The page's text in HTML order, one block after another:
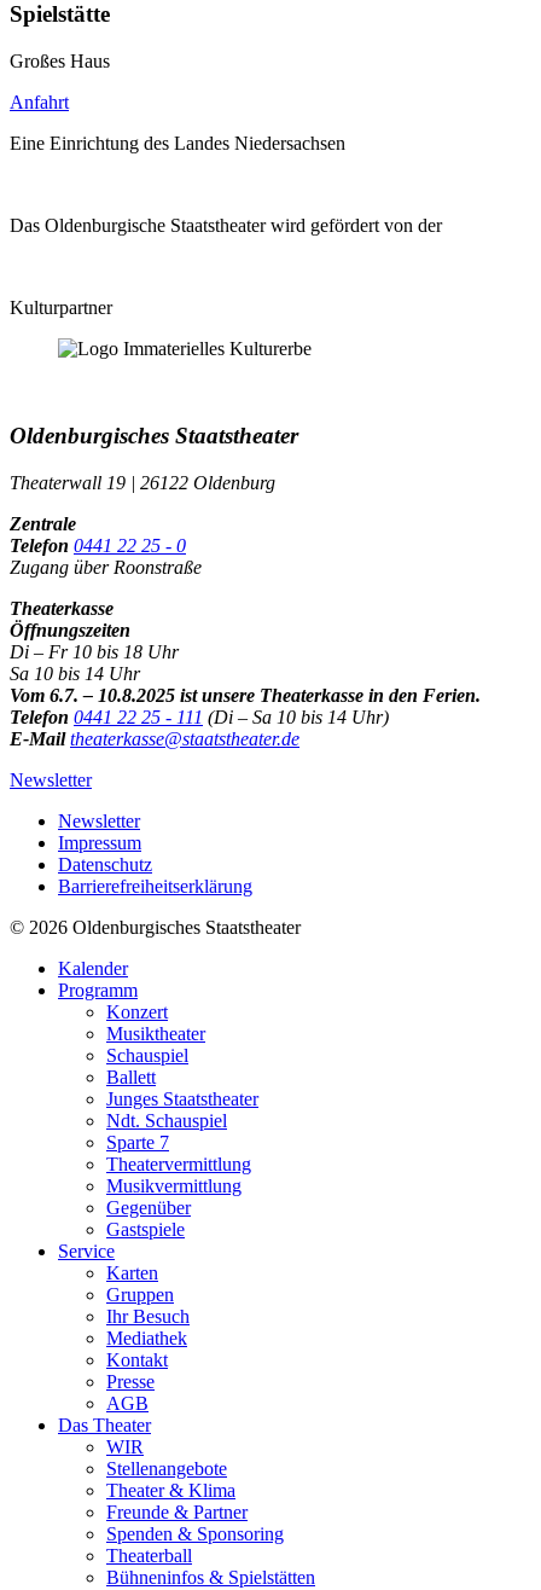
Spielstätte
Großes Haus
Anfahrt
Eine Einrichtung des Landes Niedersachsen
Das Oldenburgische Staatstheater wird gefördert von der
Kulturpartner
Oldenburgisches Staatstheater
Theaterwall 19 | 26122 Oldenburg
Zentrale
Telefon 0441 22 25 - 0
Zugang über Roonstraße
Theaterkasse
Öffnungszeiten
Di – Fr 10 bis 18 Uhr
Sa 10 bis 14 Uhr
Vom 6.7. – 10.8.2025 ist unsere Theaterkasse in den Ferien.
Telefon 0441 22 25 - 111 (Di – Sa 10 bis 14 Uhr)
E-Mail theaterkasse@staatstheater.de
Newsletter
Newsletter
Impressum
Datenschutz
Barrierefreiheitserklärung
© 2026 Oldenburgisches Staatstheater
Kalender
Programm
Konzert
Musiktheater
Schauspiel
Ballett
Junges Staatstheater
Ndt. Schauspiel
Sparte 7
Theatervermittlung
Musikvermittlung
Gegenüber
Gastspiele
Service
Karten
Gruppen
Ihr Besuch
Mediathek
Kontakt
Presse
AGB
Das Theater
WIR
Stellenangebote
Theater & Klima
Freunde & Partner
Spenden & Sponsoring
Theaterball
Bühneninfos & Spielstätten